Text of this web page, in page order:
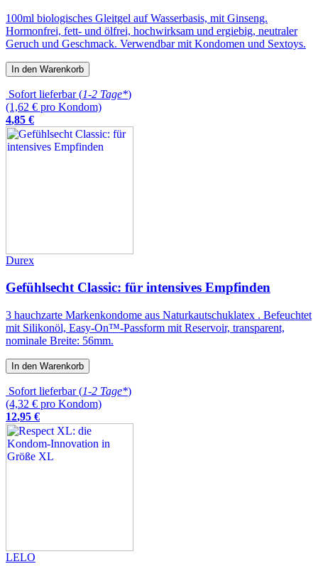
100ml biologisches Gleitgel auf Wasserbasis, mit Ginseng.
Hormonfrei, fett- und ölfrei, hochwirksam und ergiebig, neutraler
Geruch und Geschmack. Verwendbar mit Kondomen und Sextoys.
In den Warenkorb
Sofort lieferbar (1-2 Tage*)
(1,62 € pro Kondom)
4,85 €
Durex
Gefühlsecht Classic: für intensives Empfinden
3 hauchzarte Markenkondome aus Naturkautschuklatex . Befeuchtet
mit Silikonöl, Easy-On™-Passform mit Reservoir, transparent,
nominale Breite: 56mm.
In den Warenkorb
Sofort lieferbar (1-2 Tage*)
(4,32 € pro Kondom)
12,95 €
LELO